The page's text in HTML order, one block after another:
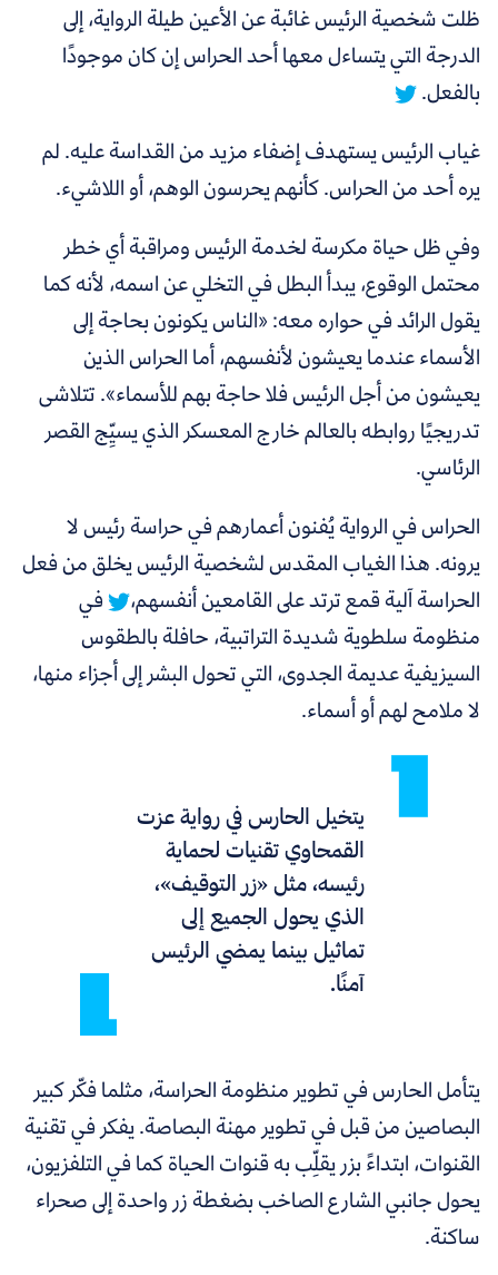
ظلت شخصية الرئيس غائبة عن الأعين طيلة الرواية، إلى
الدرجة التي يتساءل معها أحد الحراس إن كان موجودًا
بالفعل.
غياب الرئيس يستهدف إضفاء مزيد من القداسة عليه.لم
يره أحد من الحراس. كأنهم يحرسون الوهم، أو اللاشيء.
وفي ظل حياة مكرسة لخدمة الرئيس ومراقبة أي خطر
محتمل الوقوع، يبدأ البطل في التخلي عن اسمه، لأنه كما
يقول الرائد في حواره معه: «الناس يكونون بحاجة إلى
الأسماء عندما يعيشون لأنفسهم، أما الحراس الذين
يعيشون من أجل الرئيس فلا حاجة بهم للأسماء».تتلاشى
تدريجيًا روابطه بالعالم خارج المعسكر الذي يسيِّج القصر
الرئاسي.
الحراس في الرواية يُفنون أعمارهم في حراسة رئيس لا
يرونه. هذا الغياب المقدس لشخصية الرئيس يخلق من فعل
الحراسة آلية قمع ترتد على القامعين أنفسهم،
في
منظومة سلطوية شديدة التراتبية، حافلة بالطقوس
السيزيفية عديمة الجدوى، التي تحول البشر إلى أجزاء منها،
لا ملامح لهم أو أسماء.
يتخيل الحارس في رواية عزت
القمحاوي تقنيات لحماية
رئيسه، مثل «زر التوقيف»،
الذي يحول الجميع إلى
تماثيل بينما يمضي الرئيس
آمنًا.
يتأمل الحارس في تطوير منظومة الحراسة، مثلما فكّر كبير
البصاصين من قبل في تطوير مهنة البصاصة. يفكر في تقنية
القنوات، ابتداءً بزر يقلِّب به قنوات الحياة كما في التلفزيون،
يحول جانبي الشارع الصاخب بضغطة زر واحدة إلى صحراء
ساكنة.